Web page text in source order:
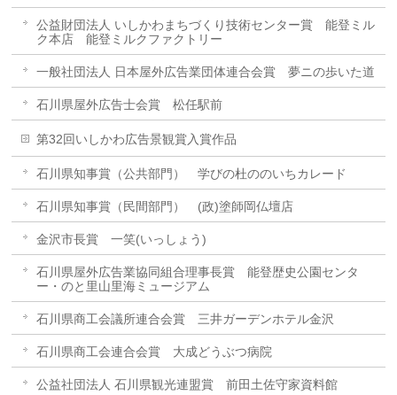
公益財団法人 いしかわまちづくり技術センター賞 能登ミル
ク本店 能登ミルクファクトリー
一般社団法人 日本屋外広告業団体連合会賞 夢ニの歩いた道
石川県屋外広告士会賞 松任駅前
第32回いしかわ広告景観賞入賞作品
石川県知事賞（公共部門） 学びの杜ののいちカレード
石川県知事賞（民間部門） (政)塗師岡仏壇店
金沢市長賞 一笑(いっしょう)
石川県屋外広告業協同組合理事長賞 能登歴史公園センタ
ー・のと里山里海ミュージアム
石川県商工会議所連合会賞 三井ガーデンホテル金沢
石川県商工会連合会賞 大成どうぶつ病院
公益社団法人 石川県観光連盟賞 前田土佐守家資料館